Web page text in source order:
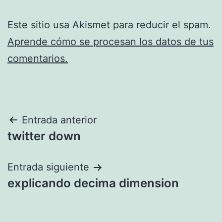
Este sitio usa Akismet para reducir el spam.
Aprende cómo se procesan los datos de tus
comentarios.
Navegación
de
entradas
Entrada anterior
twitter down
Entrada siguiente
explicando decima dimension